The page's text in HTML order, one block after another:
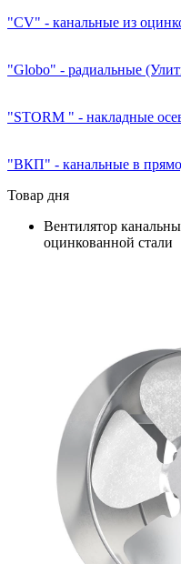
"CV" - канальные из
"Globo" - радиальные
"STORM " - накладные
"ВКП" - канальные в
Товар дня
Вентилятор
оцинкованной стали